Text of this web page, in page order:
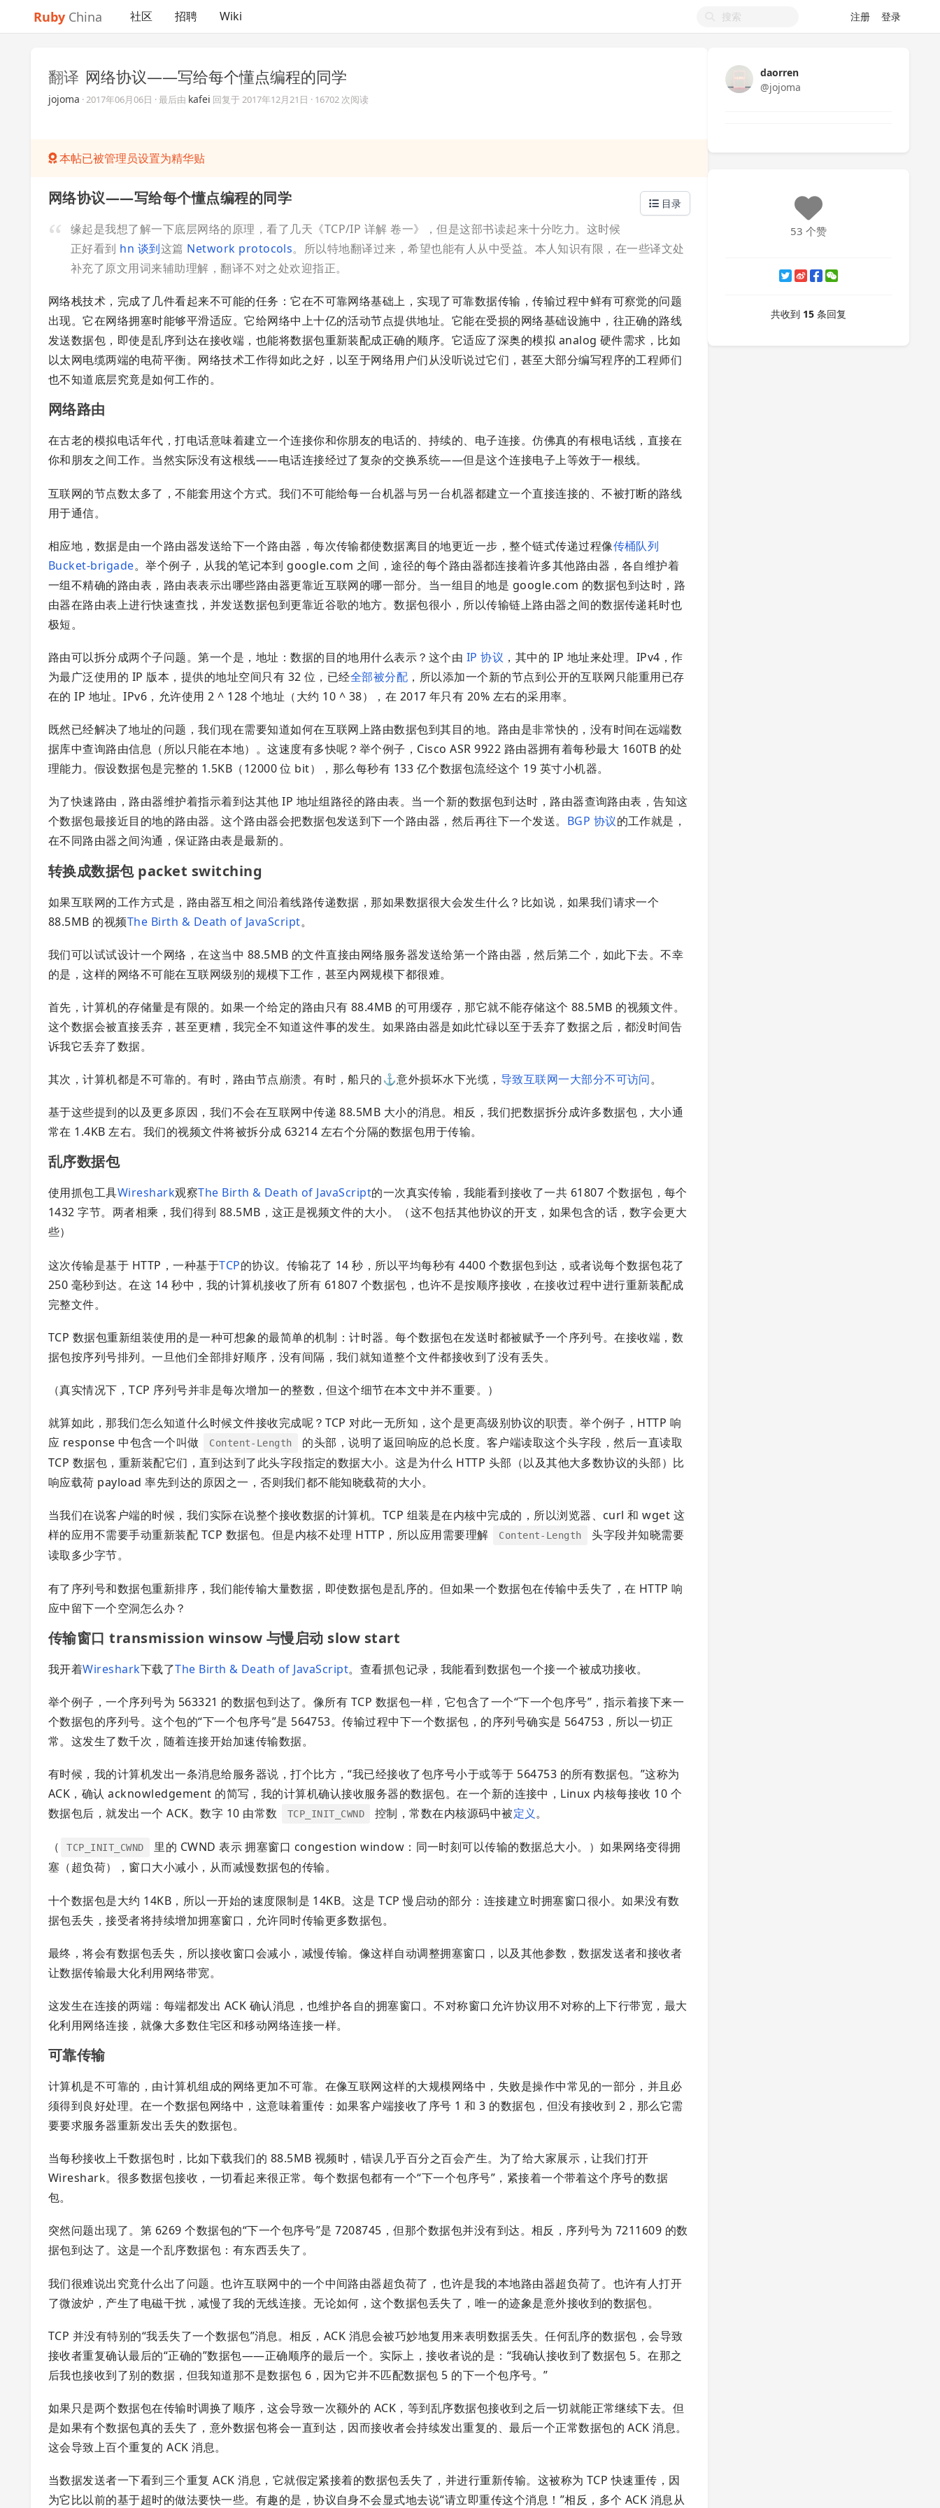
Ruby China 社区 招聘 Wiki 注册 登录
翻译 网络协议——写给每个懂点编程的同学
jojoma ·2017年06月06日 · 最后由 kafei 回复于2017年12月21日 · 16702 次阅读
本帖已被管理员设置为精华贴
目录
网络协议——写给每个懂点编程的同学
缘起是我想了解一下底层网络的原理，看了几天《TCP/IP 详解 卷一》，但是这部书读起来十分吃力。这时候
正好看到 hn 谈到这篇 Network protocols。所以特地翻译过来，希望也能有人从中受益。本人知识有限，在一些译文处
补充了原文用词来辅助理解，翻译不对之处欢迎指正。
网络栈技术，完成了几件看起来不可能的任务：它在不可靠网络基础上，实现了可靠数据传输，传输过程中鲜有可察觉的问题
出现。它在网络拥塞时能够平滑适应。它给网络中上十亿的活动节点提供地址。它能在受损的网络基础设施中，往正确的路线
发送数据包，即使是乱序到达在接收端，也能将数据包重新装配成正确的顺序。它适应了深奥的模拟 analog 硬件需求，比如
以太网电缆两端的电荷平衡。网络技术工作得如此之好，以至于网络用户们从没听说过它们，甚至大部分编写程序的工程师们
也不知道底层究竟是如何工作的。
网络路由
在古老的模拟电话年代，打电话意味着建立一个连接你和你朋友的电话的、持续的、电子连接。仿佛真的有根电话线，直接在
你和朋友之间工作。当然实际没有这根线——电话连接经过了复杂的交换系统——但是这个连接电子上等效于一根线。
互联网的节点数太多了，不能套用这个方式。我们不可能给每一台机器与另一台机器都建立一个直接连接的、不被打断的路线
用于通信。
相应地，数据是由一个路由器发送给下一个路由器，每次传输都使数据离目的地更近一步，整个链式传递过程像传桶队列
Bucket-brigade。举个例子，从我的笔记本到 google.com 之间，途径的每个路由器都连接着许多其他路由器，各自维护着
一组不精确的路由表，路由表表示出哪些路由器更靠近互联网的哪一部分。当一组目的地是 google.com 的数据包到达时，路
由器在路由表上进行快速查找，并发送数据包到更靠近谷歌的地方。数据包很小，所以传输链上路由器之间的数据传递耗时也
极短。
路由可以拆分成两个子问题。第一个是，地址：数据的目的地用什么表示？这个由 IP 协议 ，其中的 IP 地址来处理。IPv4，作
为最广泛使用的 IP 版本，提供的地址空间只有 32 位，已经全部被分配 ，所以添加一个新的节点到公开的互联网只能重用已存
在的 IP 地址。IPv6，允许使用 2 ^ 128 个地址（大约 10 ^ 38），在 2017 年只有 20% 左右的采用率。
既然已经解决了地址的问题，我们现在需要知道如何在互联网上路由数据包到其目的地。路由是非常快的，没有时间在远端数
据库中查询路由信息（所以只能在本地）。这速度有多快呢？举个例子，Cisco ASR 9922 路由器拥有着每秒最大 160TB 的处
理能力。假设数据包是完整的 1.5KB（12000 位 bit），那么每秒有 133 亿个数据包流经这个 19 英寸小机器。
为了快速路由，路由器维护着指示着到达其他 IP 地址组路径的路由表。当一个新的数据包到达时，路由器查询路由表，告知这
个数据包最接近目的地的路由器。这个路由器会把数据包发送到下一个路由器，然后再往下一个发送。 BGP 协议的工作就是，
在不同路由器之间沟通，保证路由表是最新的。
转换成数据包 packet switching
如果互联网的工作方式是，路由器互相之间沿着线路传递数据，那如果数据很大会发生什么？比如说，如果我们请求一个
88.5MB 的视频The Birth & Death of JavaScript。
我们可以试试设计一个网络，在这当中 88.5MB 的文件直接由网络服务器发送给第一个路由器，然后第二个，如此下去。不幸
的是，这样的网络不可能在互联网级别的规模下工作，甚至内网规模下都很难。
首先，计算机的存储量是有限的。如果一个给定的路由只有 88.4MB 的可用缓存，那它就不能存储这个 88.5MB 的视频文件。
这个数据会被直接丢弃，甚至更糟，我完全不知道这件事的发生。如果路由器是如此忙碌以至于丢弃了数据之后，都没时间告
诉我它丢弃了数据。
其次，计算机都是不可靠的。有时，路由节点崩溃。有时，船只的⚓️意外损坏水下光缆， 导致互联网一大部分不可访问。
基于这些提到的以及更多原因，我们不会在互联网中传递 88.5MB 大小的消息。相反，我们把数据拆分成许多数据包，大小通
常在 1.4KB 左右。我们的视频文件将被拆分成 63214 左右个分隔的数据包用于传输。
乱序数据包
使用抓包工具Wireshark观察The Birth & Death of JavaScript的一次真实传输，我能看到接收了一共 61807 个数据包，每个
1432 字节。两者相乘，我们得到 88.5MB，这正是视频文件的大小。（这不包括其他协议的开支，如果包含的话，数字会更大
些）
这次传输是基于 HTTP，一种基于TCP的协议。传输花了 14 秒，所以平均每秒有 4400 个数据包到达，或者说每个数据包花了
250 毫秒到达。在这 14 秒中，我的计算机接收了所有 61807 个数据包，也许不是按顺序接收，在接收过程中进行重新装配成
完整文件。
TCP 数据包重新组装使用的是一种可想象的最简单的机制：计时器。每个数据包在发送时都被赋予一个序列号。在接收端，数
据包按序列号排列。一旦他们全部排好顺序，没有间隔，我们就知道整个文件都接收到了没有丢失。
（真实情况下，TCP 序列号并非是每次增加一的整数，但这个细节在本文中并不重要。）
就算如此，那我们怎么知道什么时候文件接收完成呢？TCP 对此一无所知，这个是更高级别协议的职责。举个例子，HTTP 响
应 response 中包含一个叫做
Content-Length
的头部，说明了返回响应的总长度。客户端读取这个头字段，然后一直读取
TCP 数据包，重新装配它们，直到达到了此头字段指定的数据大小。这是为什么 HTTP 头部（以及其他大多数协议的头部）比
响应载荷 payload 率先到达的原因之一，否则我们都不能知晓载荷的大小。
当我们在说客户端的时候，我们实际在说整个接收数据的计算机。TCP 组装是在内核中完成的，所以浏览器、curl 和 wget 这
样的应用不需要手动重新装配 TCP 数据包。但是内核不处理 HTTP，所以应用需要理解
Content-Length
头字段并知晓需要
读取多少字节。
有了序列号和数据包重新排序，我们能传输大量数据，即使数据包是乱序的。但如果一个数据包在传输中丢失了，在 HTTP 响
应中留下一个空洞怎么办？
传输窗口 transmission winsow 与慢启动 slow start
我开着Wireshark下载了The Birth & Death of JavaScript。查看抓包记录，我能看到数据包一个接一个被成功接收。
举个例子，一个序列号为 563321 的数据包到达了。像所有 TCP 数据包一样，它包含了一个“下一个包序号”，指示着接下来一
个数据包的序列号。这个包的“下一个包序号”是 564753。传输过程中下一个数据包，的序列号确实是 564753，所以一切正
常。这发生了数千次，随着连接开始加速传输数据。
有时候，我的计算机发出一条消息给服务器说，打个比方，“我已经接收了包序号小于或等于 564753 的所有数据包。”这称为
ACK，确认 acknowledgement 的简写，我的计算机确认接收服务器的数据包。在一个新的连接中，Linux 内核每接收 10 个
数据包后，就发出一个 ACK。数字 10 由常数
TCP_INIT_CWND 控制，常数在内核源码中被定义。
（ TCP_INIT_CWND
里的 CWND 表示 拥塞窗口 congestion window：同一时刻可以传输的数据总大小。）如果网络变得拥
塞（超负荷），窗口大小减小，从而减慢数据包的传输。
十个数据包是大约 14KB，所以一开始的速度限制是 14KB。这是 TCP 慢启动的部分：连接建立时拥塞窗口很小。如果没有数
据包丢失，接受者将持续增加拥塞窗口，允许同时传输更多数据包。
最终，将会有数据包丢失，所以接收窗口会减小，减慢传输。像这样自动调整拥塞窗口，以及其他参数，数据发送者和接收者
让数据传输最大化利用网络带宽。
这发生在连接的两端：每端都发出 ACK 确认消息，也维护各自的拥塞窗口。不对称窗口允许协议用不对称的上下行带宽，最大
化利用网络连接，就像大多数住宅区和移动网络连接一样。
可靠传输
计算机是不可靠的，由计算机组成的网络更加不可靠。在像互联网这样的大规模网络中，失败是操作中常见的一部分，并且必
须得到良好处理。在一个数据包网络中，这意味着重传：如果客户端接收了序号 1 和 3 的数据包，但没有接收到 2，那么它需
要要求服务器重新发出丢失的数据包。
当每秒接收上千数据包时，比如下载我们的 88.5MB 视频时，错误几乎百分之百会产生。为了给大家展示，让我们打开
Wireshark。很多数据包接收，一切看起来很正常。每个数据包都有一个“下一个包序号”，紧接着一个带着这个序号的数据
包。
突然问题出现了。第 6269 个数据包的“下一个包序号”是 7208745，但那个数据包并没有到达。相反，序列号为 7211609 的数
据包到达了。这是一个乱序数据包：有东西丢失了。
我们很难说出究竟什么出了问题。也许互联网中的一个中间路由器超负荷了，也许是我的本地路由器超负荷了。也许有人打开
了微波炉，产生了电磁干扰，减慢了我的无线连接。无论如何，这个数据包丢失了，唯一的迹象是意外接收到的数据包。
TCP 并没有特别的“我丢失了一个数据包”消息。相反，ACK 消息会被巧妙地复用来表明数据丢失。任何乱序的数据包，会导致
接收者重复确认最后的“正确的”数据包——正确顺序的最后一个。实际上，接收者说的是：“我确认接收到了数据包 5。在那之
后我也接收到了别的数据，但我知道那不是数据包 6，因为它并不匹配数据包 5 的下一个包序号。”
如果只是两个数据包在传输时调换了顺序，这会导致一次额外的 ACK，等到乱序数据包接收到之后一切就能正常继续下去。但
是如果有个数据包真的丢失了，意外数据包将会一直到达，因而接收者会持续发出重复的、最后一个正常数据包的 ACK 消息。
这会导致上百个重复的 ACK 消息。
当数据发送者一下看到三个重复 ACK 消息，它就假定紧接着的数据包丢失了，并进行重新传输。这被称为 TCP 快速重传，因
为它比以前的基于超时的做法要快一些。有趣的是，协议自身不会显式地去说“请立即重传这个消息！”相反，多个 ACK 消息从
daorren
@jojoma
53 个赞
共收到 15 条回复